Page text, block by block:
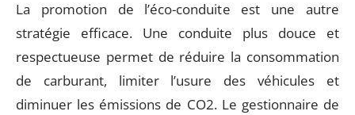
La promotion de l’éco-conduite est une autre
stratégie efficace. Une conduite plus douce et
respectueuse permet de réduire la consommation
de carburant, limiter l’usure des véhicules et
diminuer les émissions de CO2. Le gestionnaire de